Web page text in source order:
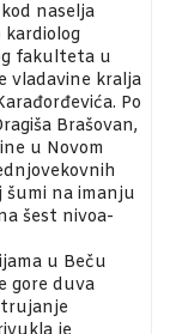
naselja
kardiolog
fakulteta u
vladavine kralja
Po
Brašovan,
u Novom
šumi na imanju
šest nivoa-
u Beču
gore duva